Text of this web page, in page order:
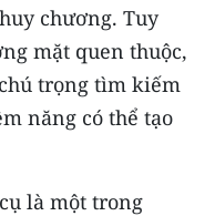
chương. Tuy
mặt quen thuộc,
trọng tìm kiếm
năng có thể tạo
là một trong